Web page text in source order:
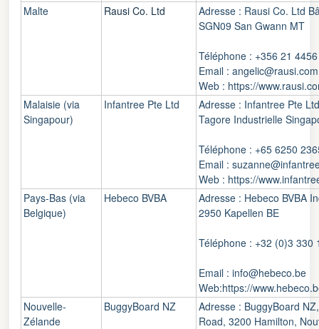
Malte
Rausi Co. Ltd
Adresse : Rausi Co. Ltd
SGN09 San Gwann MT
Téléphone : +356 21
Email :
Web : https://
Malaisie (via
Singapour)
Infantree Pte Ltd
Adresse : Infantree Pte
Tagore Industrielle
Téléphone : +65 6250
Email :
Web : https://
Pays-Bas (via
Belgique)
Hebeco BVBA
Adresse : Hebeco BVBA
2950 Kapellen BE
Téléphone : +32 (0)3 330
Email : info@hebeco.be
Web:https://
Nouvelle-
Zélande
BuggyBoard NZ
Adresse : BuggyBoard
Road, 3200 Hamilton,